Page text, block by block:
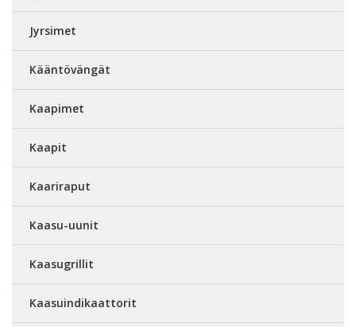
Jyrsimet
Kääntövängät
Kaapimet
Kaapit
Kaariraput
Kaasu-uunit
Kaasugrillit
Kaasuindikaattorit